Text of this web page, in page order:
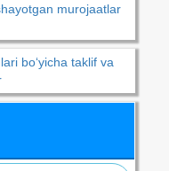
murojaatlar
bo‘yicha taklif va